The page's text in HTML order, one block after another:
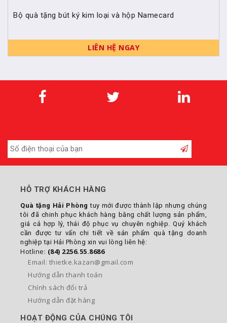
Bộ quà tặng bút ký kim loại và hộp Namecard
LIÊN HỆ NGAY
HỖ TRỢ KHÁCH HÀNG
Quà tặng Hải Phòng tuy mới được thành lập nhưng chúng
tôi đã chinh phục khách hàng bằng chất lượng sản phẩm,
giá cả hợp lý, thái độ phục vụ chuyên nghiệp. Quý khách
cần được tư vấn chi tiết về sản phẩm quà tặng doanh
nghiệp tại Hải Phòng xin vui lòng liên hệ:
Hotline: (84) 2256.55.8686
Email: thietke.kazan@gmail.com
Hướng dẫn thanh toán
Chính sách đổi trả
Hướng dẫn đặt hàng
HOẠT ĐỘNG CỦA CHÚNG TÔI